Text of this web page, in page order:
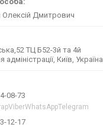
Дмитрович
ТЦ Б52-3й та 4й
адміністрації, Київ, Україна
08-73
12-17